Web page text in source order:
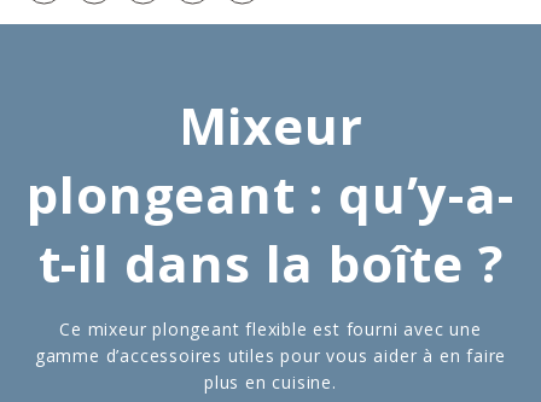
Mixeur
plongeant : qu’y-a-
t-il dans la boîte ?
Ce mixeur plongeant flexible est fourni avec une
gamme d’accessoires utiles pour vous aider à en faire
plus en cuisine.